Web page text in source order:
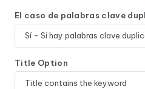
El caso de palabras clave
Title Option